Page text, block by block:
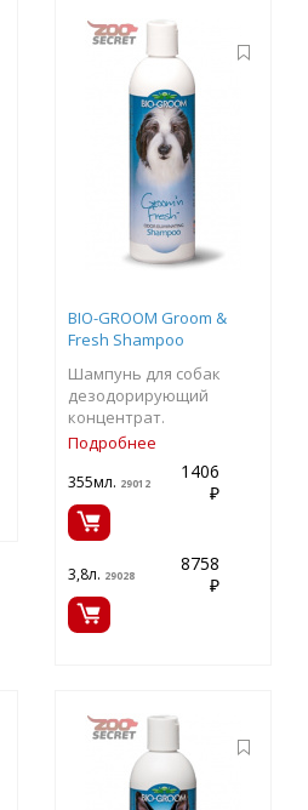
BIO-GROOM Groom &
Fresh Shampoo
Шампунь для собак
дезодорирующий
концентрат.
Подробнее
355мл. 29012
1406
₽
3,8л. 29028
8758
₽